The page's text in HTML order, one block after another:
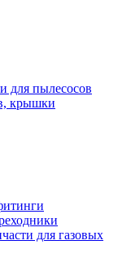
для пылесосов
крышки
для газовых